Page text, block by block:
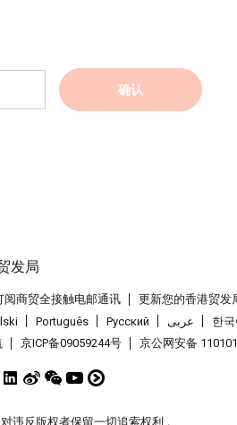
确认
阅商贸全接触电邮通讯 更新您的香港贸发
Português Pусский عربى 한국
京ICP备09059244号 京公网安备
违反版权者保留一切追索权利 。